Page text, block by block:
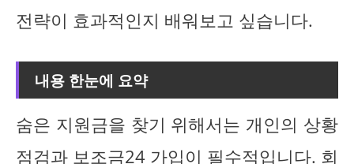
전략이 효과적인지 배워보고 싶습니다.
내용 한눈에 요약
숨은 지원금을 찾기 위해서는 개인의 상황
점검과 보조금24 가입이 필수적입니다. 회